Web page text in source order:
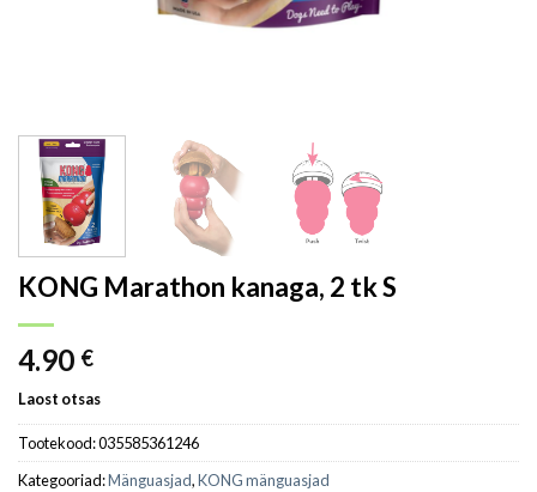
KONG Marathon kanaga, 2 tk S
4.90 €
Laost otsas
Tootekood:035585361246
Kategooriad:Mänguasjad,KONG mänguasjad